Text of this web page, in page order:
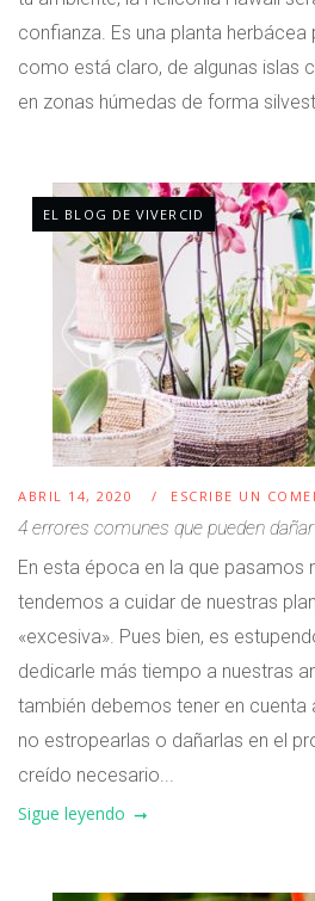
confianza. Es una planta herbácea
como está claro, de algunas islas
en zonas húmedas de forma
EL BLOG DE VIVERCID
ABRIL 14, 2020 ESCRIBE UN
4 errores comunes que pueden
En esta época en la que pasamos
tendemos a cuidar de nuestras
«excesiva». Pues bien, es
dedicarle más tiempo a nuestras
también debemos tener en cuenta
no estropearlas o dañarlas en el
creído necesario...
Sigue leyendo